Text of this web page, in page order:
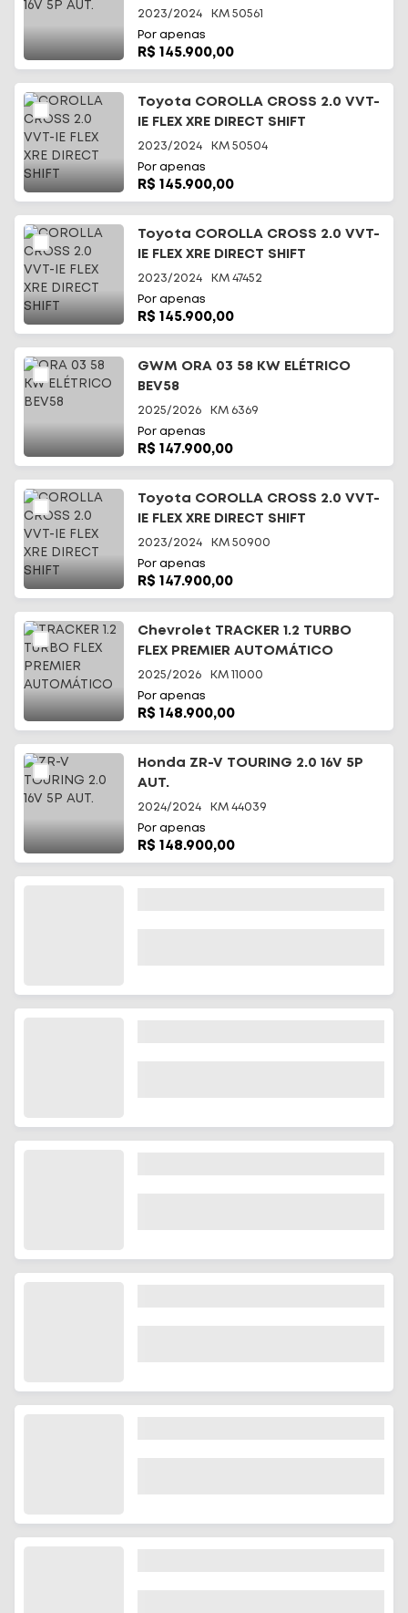
2023/2024 KM 50561
Por apenas
R$ 145.900,00
Toyota COROLLA CROSS 2.0 VVT-
IE FLEX XRE DIRECT SHIFT
2023/2024 KM 50504
Por apenas
R$ 145.900,00
Toyota COROLLA CROSS 2.0 VVT-
IE FLEX XRE DIRECT SHIFT
2023/2024 KM 47452
Por apenas
R$ 145.900,00
GWM ORA 03 58 KW ELÉTRICO
BEV58
2025/2026 KM 6369
Por apenas
R$ 147.900,00
Toyota COROLLA CROSS 2.0 VVT-
IE FLEX XRE DIRECT SHIFT
2023/2024 KM 50900
Por apenas
R$ 147.900,00
Chevrolet TRACKER 1.2 TURBO
FLEX PREMIER AUTOMÁTICO
2025/2026 KM 11000
Por apenas
R$ 148.900,00
Honda ZR-V TOURING 2.0 16V 5P
AUT.
2024/2024 KM 44039
Por apenas
R$ 148.900,00